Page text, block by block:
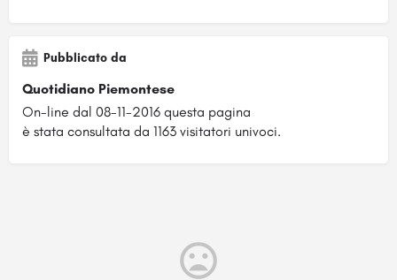
Pubblicato da
Quotidiano Piemontese
On-line dal 08-11-2016 questa pagina
è stata consultata da 1163 visitatori univoci.